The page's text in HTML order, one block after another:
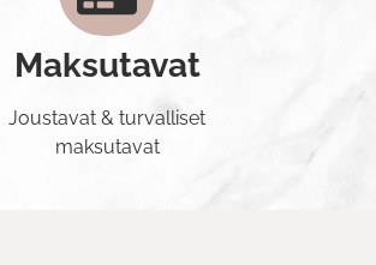
Maksutavat
Joustavat & turvalliset
maksutavat